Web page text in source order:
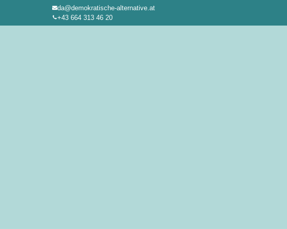
da@demokratische-alternative.at
+43 664 313 46 20